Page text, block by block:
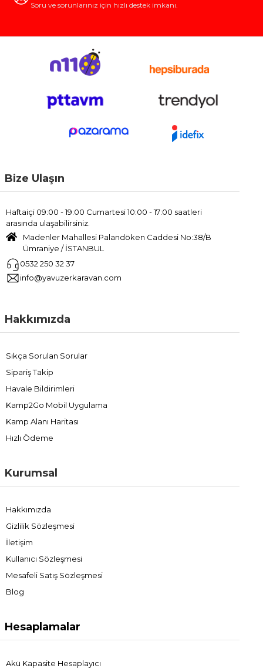
Soru ve sorunlarınız için hızlı destek imkanı.
Bize Ulaşın
Haftaiçi 09:00 - 19:00 Cumartesi 10:00 - 17:00 saatleri
arasında ulaşabilirsiniz.
Madenler Mahallesi Palandöken Caddesi No:38/B
Ümraniye / İSTANBUL
0532 250 32 37
info@yavuzerkaravan.com
Hakkımızda
Sıkça Sorulan Sorular
Sipariş Takip
Havale Bildirimleri
Kamp2Go Mobil Uygulama
Kamp Alanı Haritası
Hızlı Ödeme
Kurumsal
Hakkımızda
Gizlilik Sözleşmesi
İletişim
Kullanıcı Sözleşmesi
Mesafeli Satış Sözleşmesi
Blog
Hesaplamalar
Akü Kapasite Hesaplayıcı